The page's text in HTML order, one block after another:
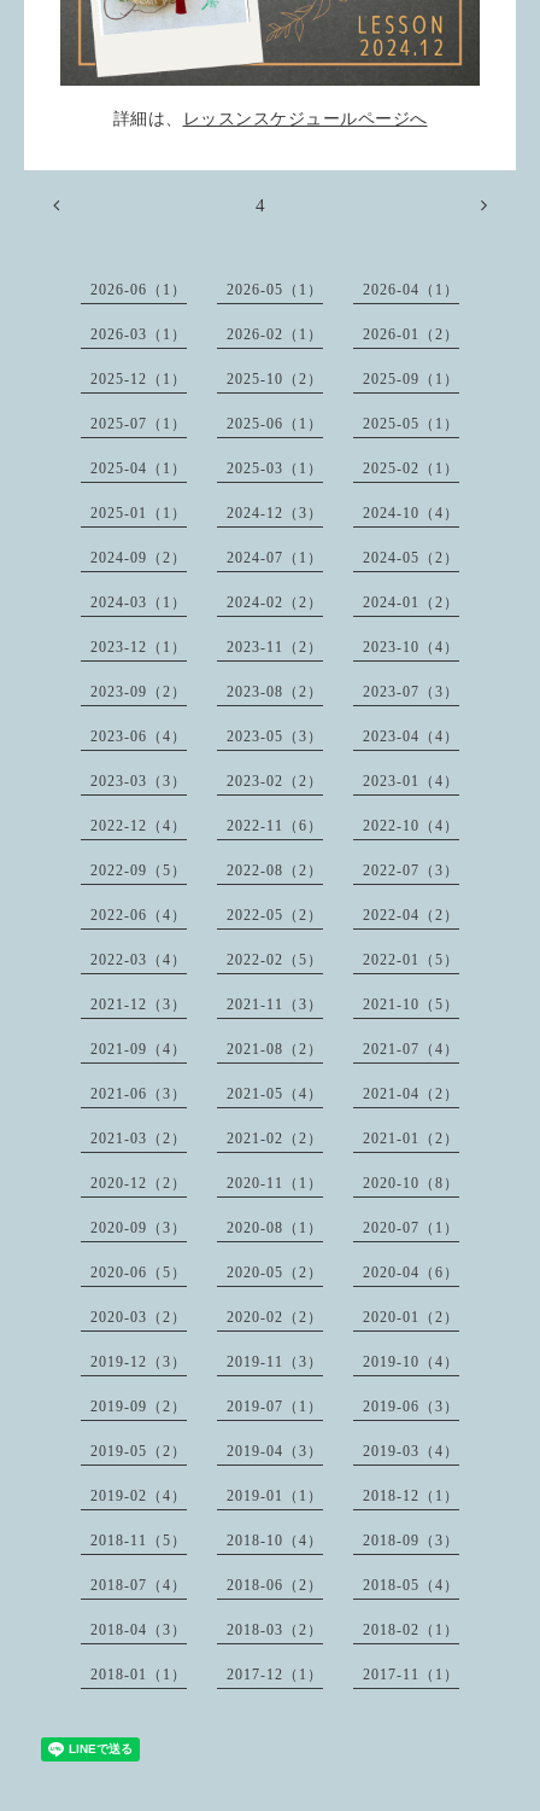
詳細は、 レッスンスケジュールページへ
4
2026-06（1） 2026-05（1） 2026-04（1）
2026-03（1） 2026-02（1） 2026-01（2）
2025-12（1） 2025-10（2） 2025-09（1）
2025-07（1） 2025-06（1） 2025-05（1）
2025-04（1） 2025-03（1） 2025-02（1）
2025-01（1） 2024-12（3） 2024-10（4）
2024-09（2） 2024-07（1） 2024-05（2）
2024-03（1） 2024-02（2） 2024-01（2）
2023-12（1） 2023-11（2） 2023-10（4）
2023-09（2） 2023-08（2） 2023-07（3）
2023-06（4） 2023-05（3） 2023-04（4）
2023-03（3） 2023-02（2） 2023-01（4）
2022-12（4） 2022-11（6） 2022-10（4）
2022-09（5） 2022-08（2） 2022-07（3）
2022-06（4） 2022-05（2） 2022-04（2）
2022-03（4） 2022-02（5） 2022-01（5）
2021-12（3） 2021-11（3） 2021-10（5）
2021-09（4） 2021-08（2） 2021-07（4）
2021-06（3） 2021-05（4） 2021-04（2）
2021-03（2） 2021-02（2） 2021-01（2）
2020-12（2） 2020-11（1） 2020-10（8）
2020-09（3） 2020-08（1） 2020-07（1）
2020-06（5） 2020-05（2） 2020-04（6）
2020-03（2） 2020-02（2） 2020-01（2）
2019-12（3） 2019-11（3） 2019-10（4）
2019-09（2） 2019-07（1） 2019-06（3）
2019-05（2） 2019-04（3） 2019-03（4）
2019-02（4） 2019-01（1） 2018-12（1）
2018-11（5） 2018-10（4） 2018-09（3）
2018-07（4） 2018-06（2） 2018-05（4）
2018-04（3） 2018-03（2） 2018-02（1）
2018-01（1） 2017-12（1） 2017-11（1）